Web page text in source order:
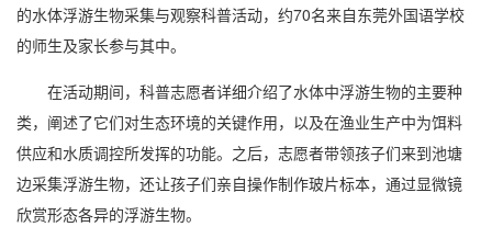
的水体浮游生物采集与观察科普活动，约70名来自东莞外国语学校
的师生及家长参与其中。
在活动期间，科普志愿者详细介绍了水体中浮游生物的主要种
类，阐述了它们对生态环境的关键作用，以及在渔业生产中为饵料
供应和水质调控所发挥的功能。之后，志愿者带领孩子们来到池塘
边采集浮游生物，还让孩子们亲自操作制作玻片标本，通过显微镜
欣赏形态各异的浮游生物。